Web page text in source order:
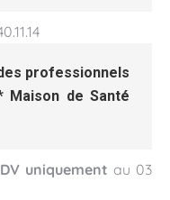
professionnels
Maison de Santé
uniquement au 03